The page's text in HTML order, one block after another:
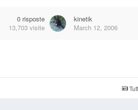
0 risposte
13,703 visite
kinetik
March 12, 2006